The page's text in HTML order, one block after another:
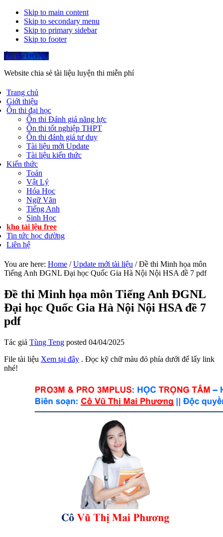
Skip to main content
Skip to secondary menu
Skip to primary sidebar
Skip to footer
Ôn thi ĐGNL
Website chia sẻ tài liệu luyện thi miễn phí
Trang chủ
Giới thiệu
Ôn thi đại học
Ôn thi Đánh giá năng lực
Ôn thi tốt nghiệp THPT
Ôn thi đánh giá tư duy
Tài liệu mới Update
Tài liệu kiến thức
Kiến thức
Toán
Vật Lý
Hóa Học
Ngữ Văn
Tiếng Anh
Sinh Học
kho tài lệu free
Tin tức học đường
Liên hệ
You are here: Home / Update mới tài liệu /Đề thi Minh họa môn
Tiếng Anh ĐGNL Đại học Quốc Gia Hà Nội Nội HSA đề 7 pdf
Đề thi Minh họa môn Tiếng Anh ĐGNL
Đại học Quốc Gia Hà Nội Nội HSA đề 7
pdf
Tác giả Tùng Teng posted 04/04/2025
File tài liệu Xem tại đây . Đọc kỹ chữ màu đỏ phía dưới để lấy link
nhé!